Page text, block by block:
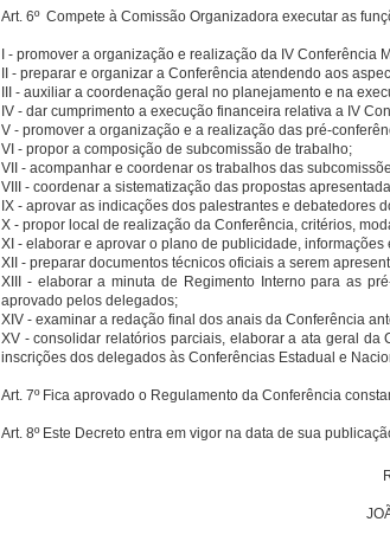
Art. 6º Compete à Comissão Organizadora executar as
I - promover a organização e realização da IV Conferência
II - preparar e organizar a Conferência atendendo aos
III - auxiliar a coordenação geral no planejamento e na
IV - dar cumprimento a execução financeira relativa a IV
V - promover a organização e a realização das pré-
VI - propor a composição de subcomissão de trabalho;
VII - acompanhar e coordenar os trabalhos das
VIII - coordenar a sistematização das propostas
IX - aprovar as indicações dos palestrantes e debatedores
X - propor local de realização da Conferência, critérios,
XI - elaborar e aprovar o plano de publicidade,
XII - preparar documentos técnicos oficiais a serem
XIII - elaborar a minuta de Regimento Interno para as
aprovado pelos delegados;
XIV - examinar a redação final dos anais da Conferência
XV - consolidar relatórios parciais, elaborar a ata geral
inscrições dos delegados às Conferências Estadual e
Art. 7º Fica aprovado o Regulamento da Conferência
Art. 8º Este Decreto entra em vigor na data de sua